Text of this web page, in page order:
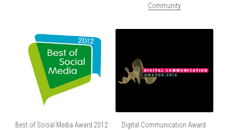
Community
Digital Communication Award